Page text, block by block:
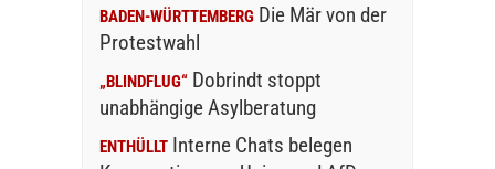
BADEN-WÜRTTEMBERG Die Mär von der
Protestwahl
„BLINDFLUG“ Dobrindt stoppt
unabhängige Asylberatung
ENTHÜLLT Interne Chats belegen